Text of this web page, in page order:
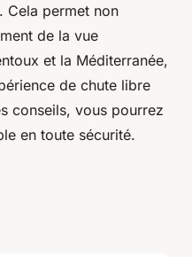
Cela permet non
de la vue
et la Méditerranée,
de chute libre
conseils, vous pourrez
en toute sécurité.